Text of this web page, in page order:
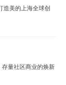
造美的上海全球创
量社区商业的焕新